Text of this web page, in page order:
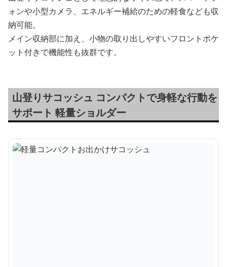
ォンや小型カメラ、エネルギー補給のための軽食なども収
納可能。
メイン収納部に加え、小物の取り出しやすいフロントポケ
ット付きで機能性も抜群です。
山登りサコッシュ コンパクトで身軽な行動を
サポート 軽量ショルダー